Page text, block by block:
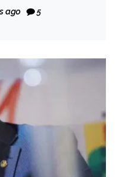
ago 5